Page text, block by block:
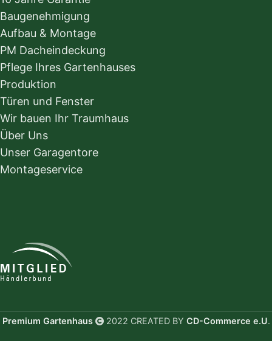
Baugenehmigung
Aufbau & Montage
PM Dacheindeckung
Pflege Ihres Gartenhauses
Produktion
Türen und Fenster
Wir bauen Ihr Traumhaus
Über Uns
Unser Garagentore
Montageservice
Premium Gartenhaus 2022 CREATED BY CD-Commerce e.U.